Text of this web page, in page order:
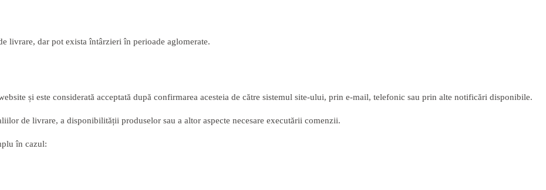
livrare, dar pot exista întârzieri în perioade aglomerate.
și este considerată acceptată după confirmarea acesteia de către sistemul site-ului, prin e-mail, telefonic sau prin alte notificări disponibile.
de livrare, a disponibilității produselor sau a altor aspecte necesare executării comenzii.
în cazul: